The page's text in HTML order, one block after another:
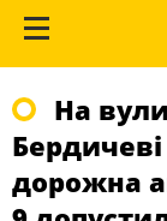
На
дорожна